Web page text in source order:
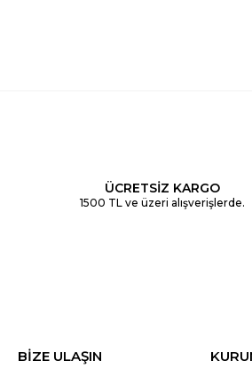
ÜCRETSİZ KARGO
1500 TL ve üzeri alışverişlerde.
BİZE ULAŞIN